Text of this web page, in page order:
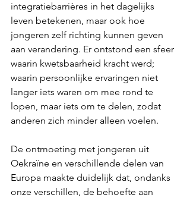
integratiebarrières in het dagelijks
leven betekenen, maar ook hoe
jongeren zelf richting kunnen geven
aan verandering. Er ontstond een sfeer
waarin kwetsbaarheid kracht werd;
waarin persoonlijke ervaringen niet
langer iets waren om mee rond te
lopen, maar iets om te delen, zodat
anderen zich minder alleen voelen.
De ontmoeting met jongeren uit
Oekraïne en verschillende delen van
Europa maakte duidelijk dat, ondanks
onze verschillen, de behoefte aan